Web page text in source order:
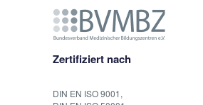
Zertifiziert nach
DIN EN ISO 9001,